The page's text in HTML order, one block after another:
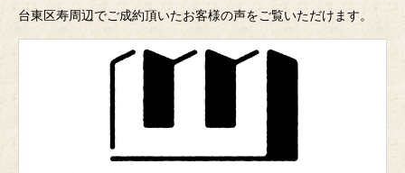
台東区寿周辺でご成約頂いたお客様の声をご覧いただけます。